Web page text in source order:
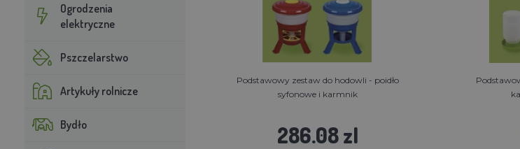
Ogrodzenia
elektryczne
Pszczelarstwo
Artykuły rolnicze
Bydło
Podstawowy zestaw do hodowli - poidło
syfonowe i karmnik
286.08 zl